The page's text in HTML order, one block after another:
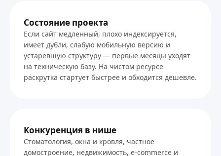
Состояние проекта
Если сайт медленный, плохо индексируется,
имеет дубли, слабую мобильную версию и
устаревшую структуру — первые месяцы уходят
на техническую базу. На чистом ресурсе
раскрутка стартует быстрее и обходится дешевле.
Конкуренция в нише
Стоматология, окна и кровля, частное
домостроение, недвижимость, e-commerce и